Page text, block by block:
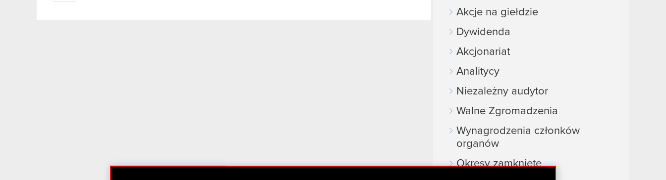
Akcje na giełdzie
Dywidenda
Akcjonariat
Analitycy
Niezależny audytor
Walne Zgromadzenia
Wynagrodzenia członków
organów
Okresy zamknięte